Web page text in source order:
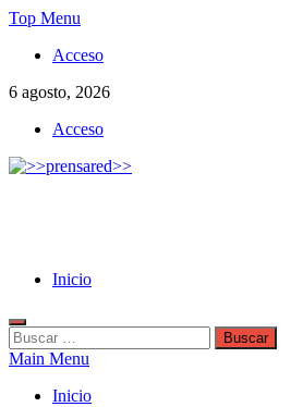
Skip
content
Top Menu
Acceso
6 agosto, 2026
Acceso
Inicio
Buscar:
Main Menu
Inicio